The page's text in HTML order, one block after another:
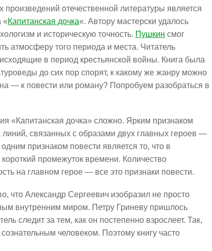
отечественной литературы является
«Капитанская дочка«. Автору мастерски удалось
и историческую точность. Пушкин смог
атмосферу того периода и места. Читатель
в период крестьянской войны. Книга была
до сих пор спорят, к какому же жанру можно
— к повести или роману? Попробуем разобраться в
«Капитанская дочка» сложно. Ярким признаком
связанных с образами двух главных героев —
признаком повести является то, что в
промежуток времени. Количество
на главном герое — все это признаки повести.
что Александр Сергеевич изобразил не просто
внутренним миром. Петру Гриневу пришлось
следит за тем, как он постепенно взрослеет. Так,
человеком. Поэтому книгу часто